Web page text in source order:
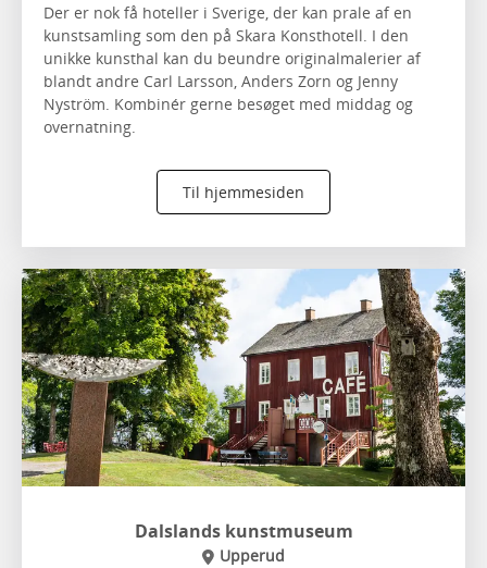
Der er nok få hoteller i Sverige, der kan prale af en
kunstsamling som den på Skara Konsthotell. I den
unikke kunsthal kan du beundre originalmalerier af
blandt andre Carl Larsson, Anders Zorn og Jenny
Nyström. Kombinér gerne besøget med middag og
overnatning.
Til hjemmesiden
Dalslands kunstmuseum
Upperud